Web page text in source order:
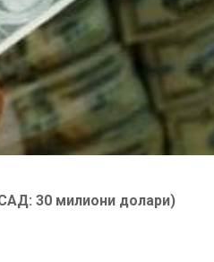
30 милиони долари)